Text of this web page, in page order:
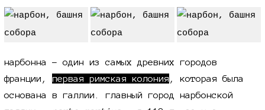
нарбонна - один из самых древних городов
франции, первая римская колония , которая была
основана в галлии. главный город нарбонской